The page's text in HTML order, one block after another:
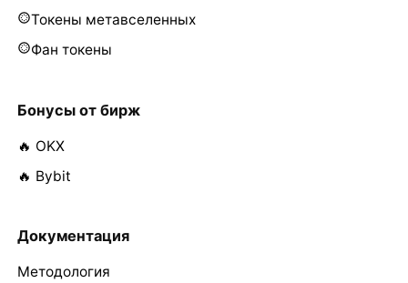
Токены метавселенных
Фан токены
Бонусы от бирж
🔥 OKX
🔥 Bybit
Документация
Методология